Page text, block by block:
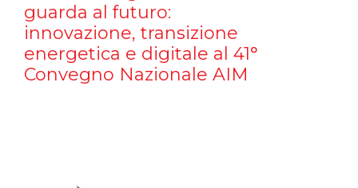
guarda al futuro:
innovazione, transizione
energetica e digitale al 41°
Convegno Nazionale AIM